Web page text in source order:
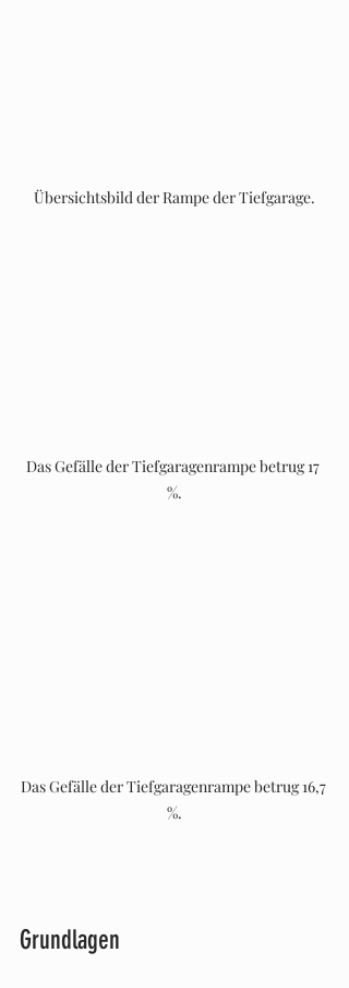
Übersichtsbild der Rampe der Tiefgarage.
Das Gefälle der Tiefgaragenrampe betrug 17
%.
Das Gefälle der Tiefgaragenrampe betrug 16,7
%.
Grundlagen